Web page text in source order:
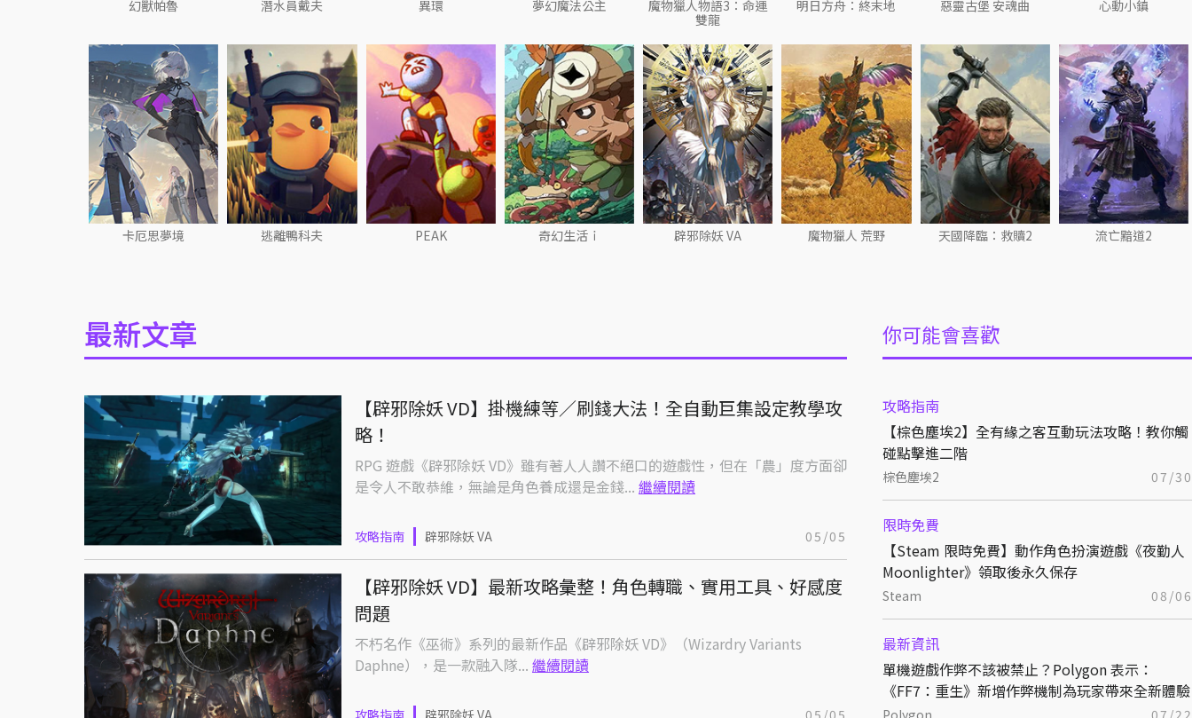
幻獸帕魯 潛水員戴夫 異環 夢幻魔法公主
魔物獵人物語3：命運
雙龍
明日方舟：終末地 惡靈古堡 安魂曲 心動小鎮
卡厄思夢境 逃離鴨科夫 PEAK 奇幻生活ｉ 辟邪除妖 VA 魔物獵人 荒野 天國降臨：救贖2 流亡黯道2
你可能會喜歡
攻略指南
【棕色塵埃2】全有緣之客互動玩法攻略！教你觸
碰點擊進二階
棕色塵埃2 07/30
限時免費
【Steam 限時免費】動作角色扮演遊戲《夜勤人
Moonlighter》領取後永久保存
Steam 08/06
最新資訊
單機遊戲作弊不該被禁止？Polygon 表示：
《FF7：重生》新增作弊機制為玩家帶來全新體驗
Polygon 07/22
最新文章
【辟邪除妖 VD】掛機練等／刷錢大法！全自動巨集設定教學攻
略！
RPG 遊戲《辟邪除妖 VD》雖有著人人讚不絕口的遊戲性，但在「農」度方面卻
是令人不敢恭維，無論是角色養成還是金錢... 繼續閱讀
攻略指南 辟邪除妖 VA 05/05
【辟邪除妖 VD】最新攻略彙整！角色轉職、實用工具、好感度
問題
不朽名作《巫術》系列的最新作品《辟邪除妖 VD》（Wizardry Variants
Daphne），是一款融入隊... 繼續閱讀
攻略指南 辟邪除妖 VA 05/05